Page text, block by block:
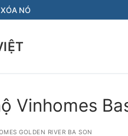
NÓ
Vinhomes
GOLDEN RIVER BA SON